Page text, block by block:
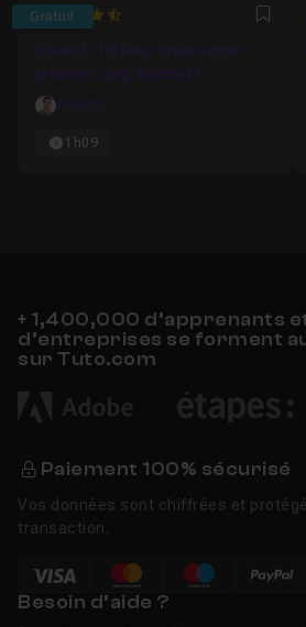
Gratuit
4.4705882352941
Gratuit : 1H Pour créer votre
première app Android !
Mbritto
1h09
+ 1,400,000 d’apprenants
d’entreprises se forment
sur Tuto.com
Paiement 100% sécurisé
Vos données sont chiffrées et
transaction.
Besoin d’aide ?